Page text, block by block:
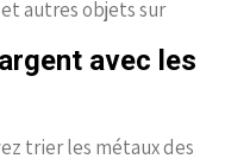
autres objets sur
avec les
trier les métaux des